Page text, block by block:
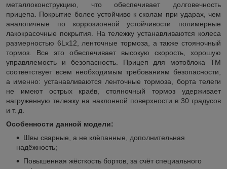
металлоконструкцию, что обеспечивает долговечность
прицепа. Покрытие более устойчиво к сколам при ударах, чем
аналогичные по коррозионной устойчивости полимерные
лакокрасочные покрытия. На тележку устанавливаются колеса
размерностью 6Lx12, ленточные тормоза, а также стояночный
тормоз. Все это обеспечивает высокую скорость, хорошую
управляемость и безопасность. Прицеп для мотоблока ТМ
соответствует всем необходимым требованиям безопасности,
а именно: устанавливаются ленточные тормоза, борта телеги
не имеют острых краёв, стояночный тормоз удерживает
нагруженную тележку на наклонной поверхности в 30 градусов
и т. д.
Особенности данной модели:
Швы сварные, а не клёпанные, дополнительная
надёжность;
Повышенная жёсткость бортов, за счёт специального